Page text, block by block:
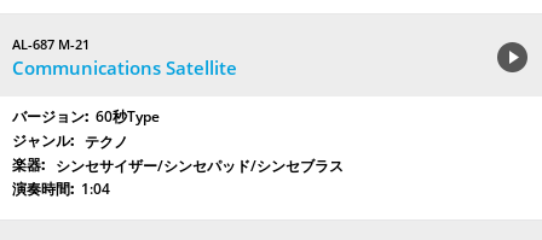
AL-687 M-21
Communications Satellite
60秒Type
テクノ
シンセサイザー/シンセパッド/シンセブラス
1:04